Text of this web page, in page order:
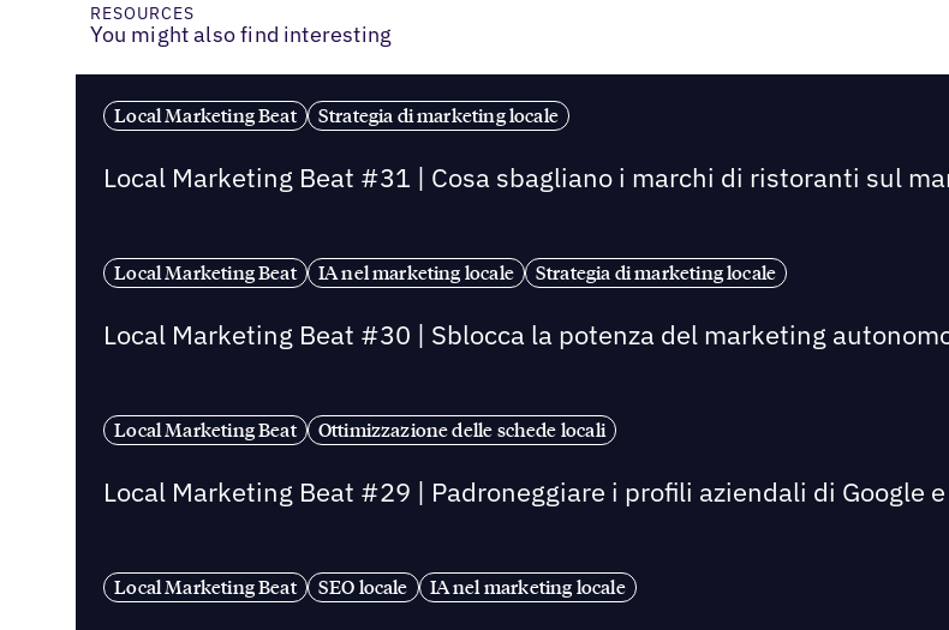
RESOURCES
You might also find interesting
Local Marketing Beat Strategia di marketing locale
Local Marketing Beat #31 | Cosa sbagliano i marchi di ristoranti sul
Local Marketing Beat IA nel marketing locale Strategia di marketing locale
Local Marketing Beat #30 | Sblocca la potenza del marketing
Local Marketing Beat Ottimizzazione delle schede locali
Local Marketing Beat #29 | Padroneggiare i profili aziendali di Google
Local Marketing Beat SEO locale IA nel marketing locale